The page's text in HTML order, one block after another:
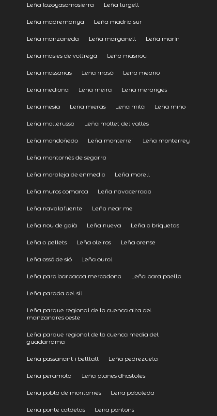
Leña lozoyasomosierra Leña lurgell
Leña madremanya Leña madrid sur
Leña manzaneda Leña marganell Leña marín
Leña masies de voltregà Leña masnou
Leña massanas Leña masó Leña meaño
Leña mediona Leña meira Leña meranges
Leña mesía Leña mieras Leña milà Leña miño
Leña mollerussa Leña mollet del vallès
Leña mondoñedo Leña monterrei Leña monterrey
Leña montornès de segarra
Leña moraleja de enmedio Leña morell
Leña muros comarca Leña navacerrada
Leña navalafuente Leña near me
Leña nou de gaià Leña nueva Leña o briquetas
Leña o pellets Leña oleiros Leña orense
Leña ossó de sió Leña ourol
Leña para barbacoa mercadona Leña para paella
Leña parada del sil
Leña parque regional de la cuenca alta del
manzanares oeste
Leña parque regional de la cuenca media del
guadarrama
Leña passanant i belltall Leña pedrezuela
Leña peramola Leña planes dhostoles
Leña pobla de montornès Leña poboleda
Leña ponte caldelas Leña pontons